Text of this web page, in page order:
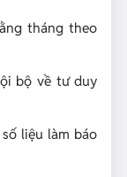
tháng theo
bộ về tư duy
liệu làm báo